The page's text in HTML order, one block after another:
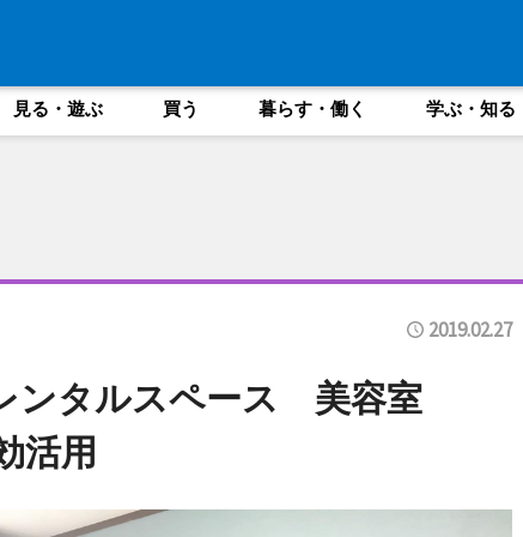
見る・遊ぶ 買う 暮らす・働く 学ぶ・知る
2019.02.27
ンタルスペース 美容室
活用